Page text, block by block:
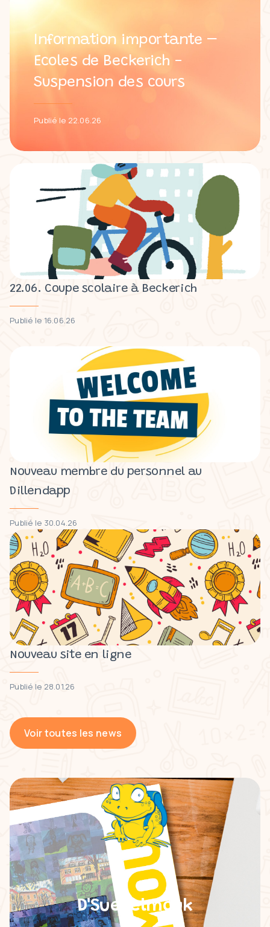
Information importante –
Ecoles de Beckerich -
Suspension des cours
Publié le 22.06.26
22.06. Coupe scolaire à Beckerich
Publié le 16.06.26
Nouveau membre du personnel au
Dillendapp
Publié le 30.04.26
Nouveau site en ligne
Publié le 28.01.26
Voir toutes les news
D'Suebelmouk